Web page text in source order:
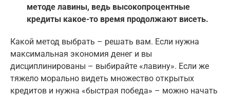
методе лавины, ведь высокопроцентные
кредиты какое-то время продолжают висеть.
Какой метод выбрать – решать вам. Если нужна
максимальная экономия денег и вы
дисциплинированы – выбирайте «лавину». Если же
тяжело морально видеть множество открытых
кредитов и нужна «быстрая победа» – можно начать